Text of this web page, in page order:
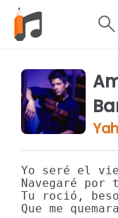
Yo seré el
Navegaré por
Tu roció,
Que me